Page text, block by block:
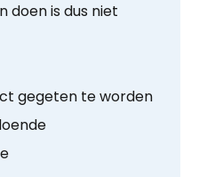
doen is dus niet
gegeten te worden